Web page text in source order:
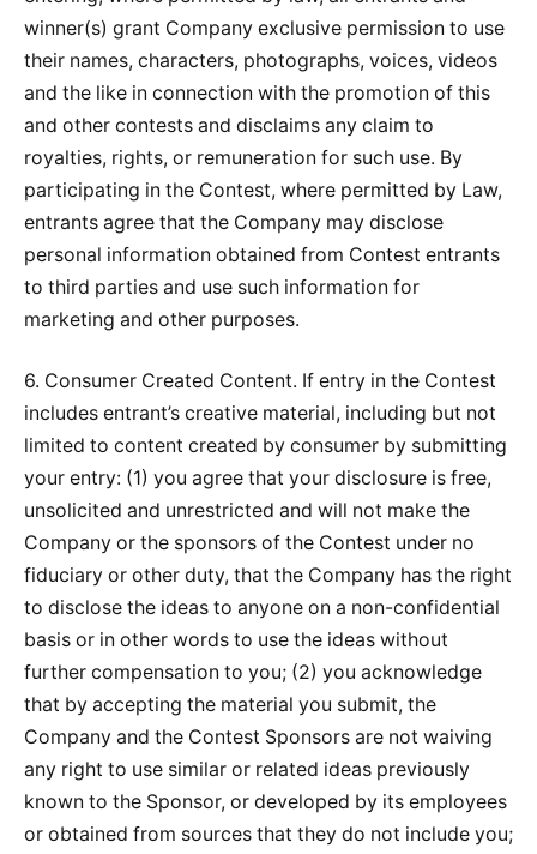
winner(s) grant Company exclusive permission to use
their names, characters, photographs, voices, videos
and the like in connection with the promotion of this
and other contests and disclaims any claim to
royalties, rights, or remuneration for such use. By
participating in the Contest, where permitted by Law,
entrants agree that the Company may disclose
personal information obtained from Contest entrants
to third parties and use such information for
marketing and other purposes.
6. Consumer Created Content. If entry in the Contest
includes entrant’s creative material, including but not
limited to content created by consumer by submitting
your entry: (1) you agree that your disclosure is free,
unsolicited and unrestricted and will not make the
Company or the sponsors of the Contest under no
fiduciary or other duty, that the Company has the right
to disclose the ideas to anyone on a non-confidential
basis or in other words to use the ideas without
further compensation to you; (2) you acknowledge
that by accepting the material you submit, the
Company and the Contest Sponsors are not waiving
any right to use similar or related ideas previously
known to the Sponsor, or developed by its employees
or obtained from sources that they do not include you;